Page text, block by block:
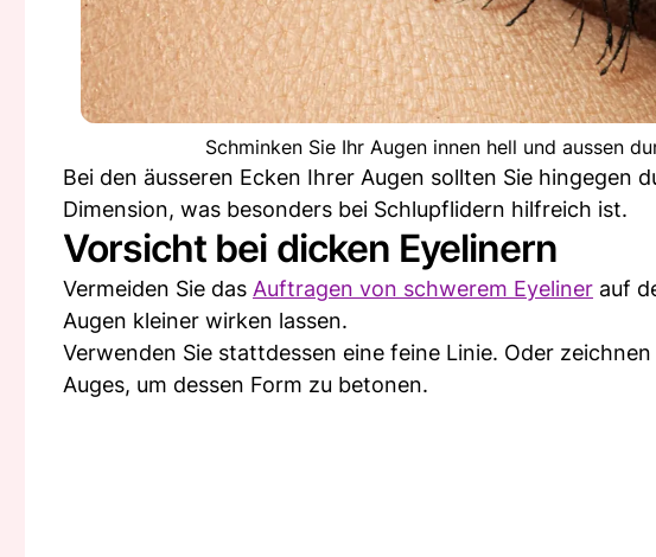
Schminken Sie Ihr Augen innen hell und aussen
Bei den äusseren Ecken Ihrer Augen sollten Sie hingegen
Dimension, was besonders bei Schlupflidern hilfreich ist.
Vorsicht bei dicken Eyelinern
Vermeiden Sie das Auftragen von schwerem Eyeliner auf
Augen kleiner wirken lassen.
Verwenden Sie stattdessen eine feine Linie. Oder
Auges, um dessen Form zu betonen.